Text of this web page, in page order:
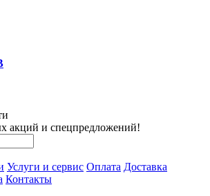
акций и спецпредложений!
Услуги и сервис Оплата Доставка
Контакты